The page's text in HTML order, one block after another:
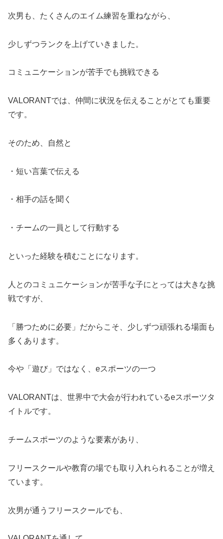
次男も、たくさんのエイム練習を重ねながら、
少しずつランクを上げていきました。
コミュニケーションが苦手でも挑戦できる
VALORANTでは、仲間に状況を伝えることがとても重要
です。
そのため、自然と
・短い言葉で伝える
・相手の話を聞く
・チームの一員として行動する
といった経験を積むことになります。
人とのコミュニケーションが苦手な子にとっては大きな挑
戦ですが、
「勝つために必要」だからこそ、少しずつ頑張れる場面も
多くあります。
今や「遊び」ではなく、eスポーツの一つ
VALORANTは、世界中で大会が行われているeスポーツタ
イトルです。
チームスポーツのような要素があり、
フリースクールや教育の場でも取り入れられることが増え
ています。
次男が通うフリースクールでも、